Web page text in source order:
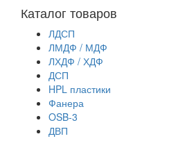
Каталог товаров
ЛДСП
ЛМДФ / МДФ
ЛХДФ / ХДФ
ДСП
HPL пластики
Фанера
OSB-3
ДВП